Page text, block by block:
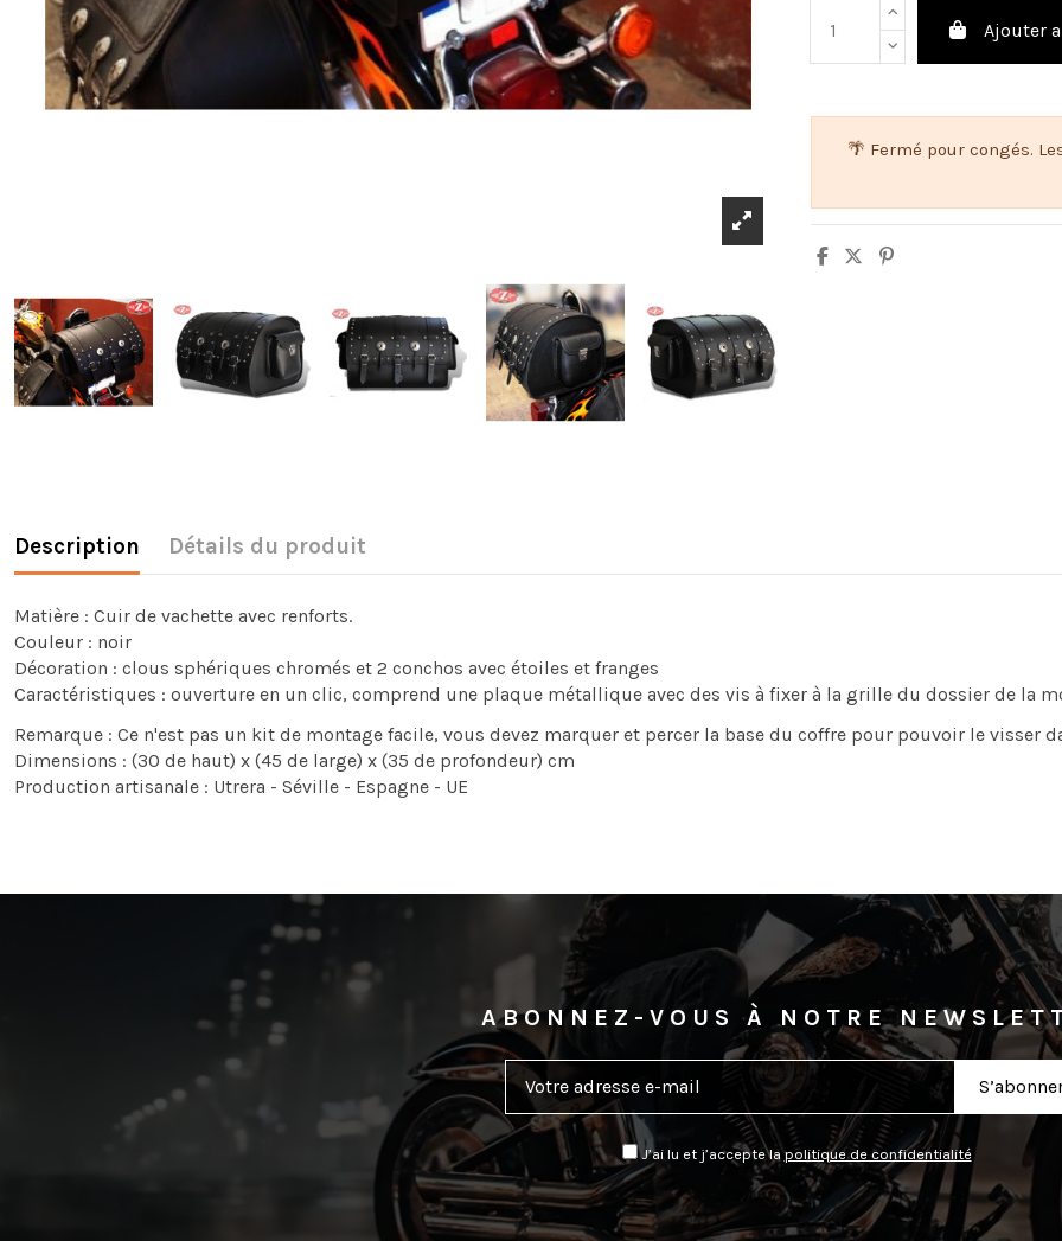
Ajouter
🌴 Fermé pour congés.
Description Détails du produit
Matière : Cuir de vachette avec renforts.
Couleur : noir
Décoration : clous sphériques chromés et 2 conchos avec étoiles et franges
Caractéristiques : ouverture en un clic, comprend une plaque métallique avec des vis à fixer à la grille du dossier de la
Remarque : Ce n'est pas un kit de montage facile, vous devez marquer et percer la base du coffre pour pouvoir le visser
Dimensions : (30 de haut) x (45 de large) x (35 de profondeur) cm
Production artisanale : Utrera - Séville - Espagne - UE
ABONNEZ-VOUS À NOTRE
J’ai lu et j’accepte la politique de confidentialité